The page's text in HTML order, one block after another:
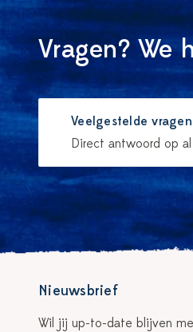
Vragen? We
Veelgestelde vragen
Direct antwoord op
Nieuwsbrief
Wil jij up-to-date blijven